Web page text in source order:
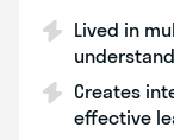
Lived in
Creates
effective